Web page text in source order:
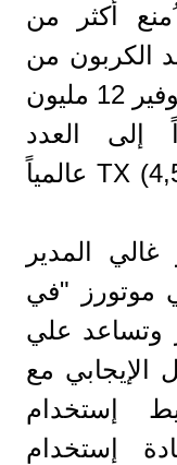
ُمنع أكثر من
الكربون من
دخول الغلاف الجوي، وتم توفير 12 مليون
إلى العدد
الإجمالي لبيع سيارات TX (4,500) عالمياً
المدير
موتورز "في
وتساعد علي
الإيجابي مع
إستخدام
إستخدام